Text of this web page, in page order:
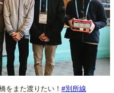
をまた渡りたい！ #別所線